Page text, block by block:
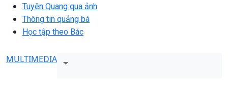
Tuyên Quang qua ảnh
Thông tin quảng bá
Học tập theo Bác
MULTIMEDIA